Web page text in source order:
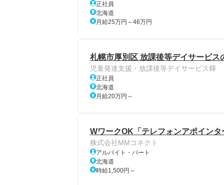
正社員
北海道
月給25万円～46万円
札幌市厚別区 放課後等デイサービ
児童発達支援・放課後等デイサービス輝
正社員
北海道
月給20万円～
WワークOK「テレフォンアポイン
株式会社MMコネクト
アルバイト・パート
北海道
時給1,500円～